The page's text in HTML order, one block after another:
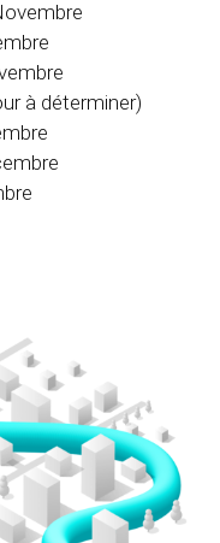
à déterminer)